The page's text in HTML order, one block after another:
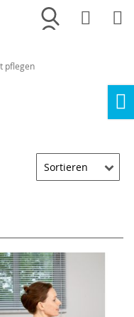
Merkliste
pflegen